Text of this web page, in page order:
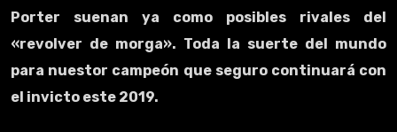
Porter suenan ya como posibles rivales del
«revolver de morga». Toda la suerte del mundo
para nuestor campeón que seguro continuará con
el invicto este 2019.